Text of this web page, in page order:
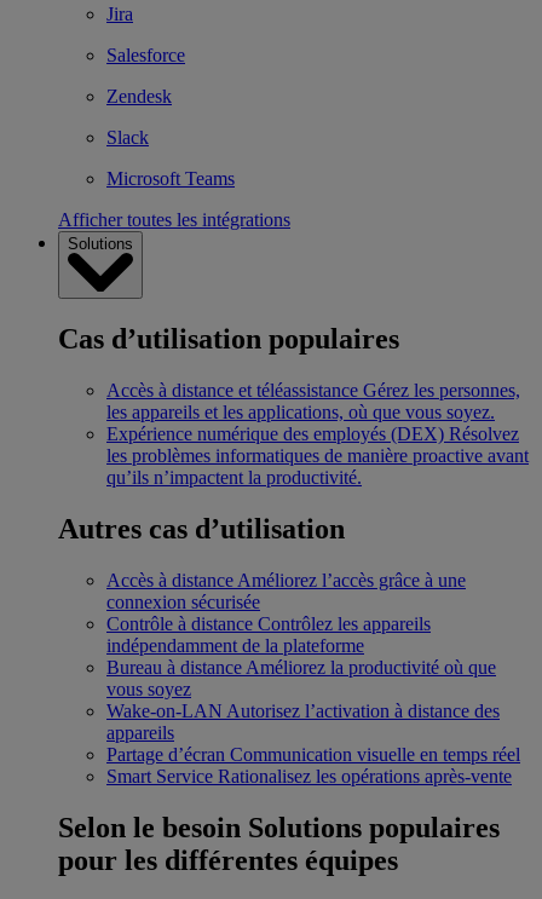
Jira
Salesforce
Zendesk
Slack
Microsoft Teams
Afficher toutes les intégrations
Solutions
Cas d’utilisation populaires
Accès à distance et téléassistance Gérez les personnes,
les appareils et les applications, où que vous soyez.
Expérience numérique des employés (DEX) Résolvez
les problèmes informatiques de manière proactive avant
qu’ils n’impactent la productivité.
Autres cas d’utilisation
Accès à distance Améliorez l’accès grâce à une
connexion sécurisée
Contrôle à distance Contrôlez les appareils
indépendamment de la plateforme
Bureau à distance Améliorez la productivité où que
vous soyez
Wake-on-LAN Autorisez l’activation à distance des
appareils
Partage d’écran Communication visuelle en temps réel
Smart Service Rationalisez les opérations après-vente
Selon le besoin Solutions populaires
pour les différentes équipes